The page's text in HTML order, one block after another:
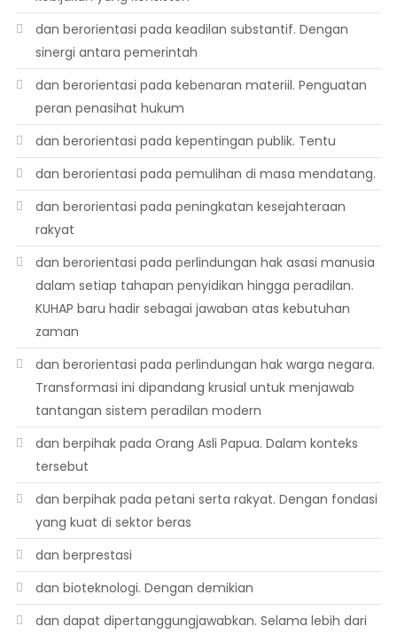
dan berorientasi pada keadilan substantif. Dengan
sinergi antara pemerintah
dan berorientasi pada kebenaran materiil. Penguatan
peran penasihat hukum
dan berorientasi pada kepentingan publik. Tentu
dan berorientasi pada pemulihan di masa mendatang.
dan berorientasi pada peningkatan kesejahteraan
rakyat
dan berorientasi pada perlindungan hak asasi manusia
dalam setiap tahapan penyidikan hingga peradilan.
KUHAP baru hadir sebagai jawaban atas kebutuhan
zaman
dan berorientasi pada perlindungan hak warga negara.
Transformasi ini dipandang krusial untuk menjawab
tantangan sistem peradilan modern
dan berpihak pada Orang Asli Papua. Dalam konteks
tersebut
dan berpihak pada petani serta rakyat. Dengan fondasi
yang kuat di sektor beras
dan berprestasi
dan bioteknologi. Dengan demikian
dan dapat dipertanggungjawabkan. Selama lebih dari